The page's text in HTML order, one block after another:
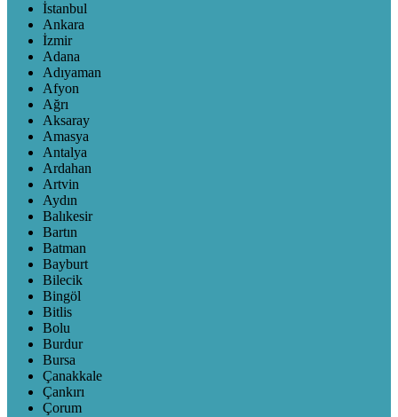
İstanbul
Ankara
İzmir
Adana
Adıyaman
Afyon
Ağrı
Aksaray
Amasya
Antalya
Ardahan
Artvin
Aydın
Balıkesir
Bartın
Batman
Bayburt
Bilecik
Bingöl
Bitlis
Bolu
Burdur
Bursa
Çanakkale
Çankırı
Çorum